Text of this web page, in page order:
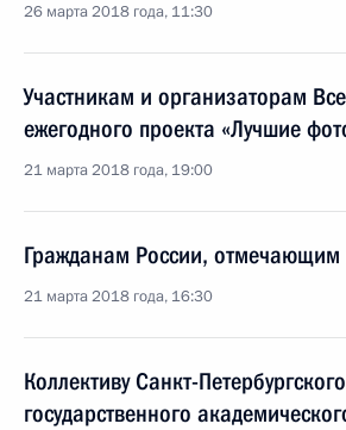
26 марта 2018 года, 11:30
Участникам и организаторам
ежегодного проекта «Лучшие
21 марта 2018 года, 19:00
Гражданам России, отмечающим
21 марта 2018 года, 16:30
Коллективу Санкт-Петербургского
государственного